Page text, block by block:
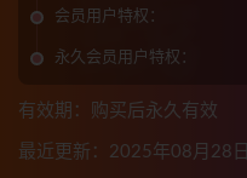
会员用户特权：
永久会员用户特权：
有效期：购买后永久有效
最近更新：2025年08月28日